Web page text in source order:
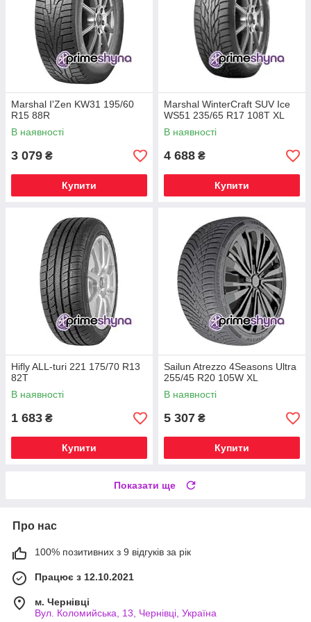
Marshal I'Zen KW31 195/60
R15 88R
В наявності
3 079 ₴
Купити
Marshal WinterCraft SUV Ice
WS51 235/65 R17 108T XL
В наявності
4 688 ₴
Купити
Hifly ALL-turi 221 175/70 R13
82T
В наявності
1 683 ₴
Купити
Sailun Atrezzo 4Seasons Ultra
255/45 R20 105W XL
В наявності
5 307 ₴
Купити
Показати ще
Про нас
100% позитивних з 9 відгуків за рік
Працює з 12.10.2021
м. Чернівці
Вул. Коломийська, 13, Чернівці, Україна